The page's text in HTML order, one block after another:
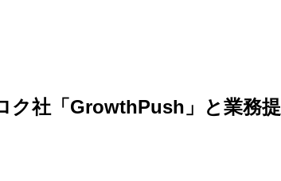
ク社「GrowthPush」と業務提